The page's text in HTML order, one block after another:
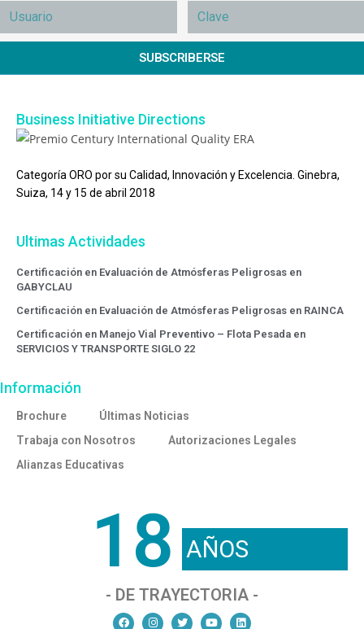
SUBSCRIBERSE
Business Initiative Directions
Categoría ORO por su Calidad, Innovación y Excelencia. Ginebra,
Suiza, 14 y 15 de abril 2018
Ultimas Actividades
Certificación en Evaluación de Atmósferas Peligrosas en
GABYCLAU
Certificación en Evaluación de Atmósferas Peligrosas en RAINCA
Certificación en Manejo Vial Preventivo – Flota Pesada en
SERVICIOS Y TRANSPORTE SIGLO 22
Información
Brochure
Últimas Noticias
Trabaja con Nosotros
Autorizaciones Legales
Alianzas Educativas
18 AÑOS
- DE TRAYECTORIA -